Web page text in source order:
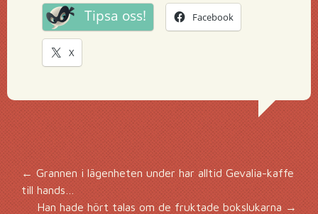
Tipsa oss! Facebook
X
Inläggsnavigering
← Grannen i lägenheten under har alltid Gevalia-kaffe
till hands…
Han hade hört talas om de fruktade bokslukarna→